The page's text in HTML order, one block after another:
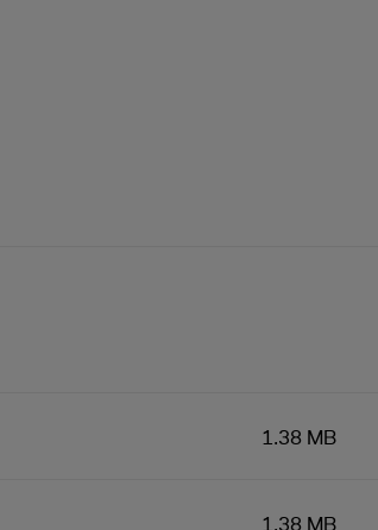
1.38 MB
1.38 MB